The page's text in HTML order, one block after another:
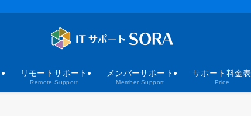
リモートサポート
Remote Support
メンバーサポート
Member Support
サポート料金表
Price